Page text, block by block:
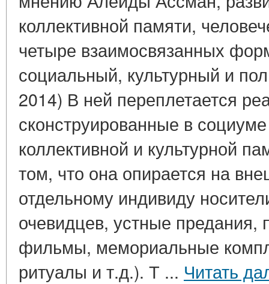
коллективной памяти,
четыре взаимосвязанных
социальный, культурный и
2014) В ней переплетается
сконструированные в
коллективной и культурной
том, что она опирается на
отдельному индивиду
очевидцев, устные предания,
фильмы, мемориальные
ритуалы и т.д.). Т ... Читать